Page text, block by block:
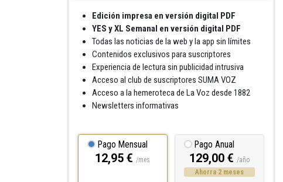
Edición impresa en versión digital PDF
YES y XL Semanal en versión digital PDF
Todas las noticias de la web y la app sin límites
Contenidos exclusivos para suscriptores
Experiencia de lectura sin publicidad intrusiva
Acceso al club de suscriptores SUMA VOZ
Acceso a la hemeroteca de La Voz desde 1882
Newsletters informativas
Pago Mensual
12,95 €/mes
Pago Anual
129,00 €/año
Ahorra 2 meses